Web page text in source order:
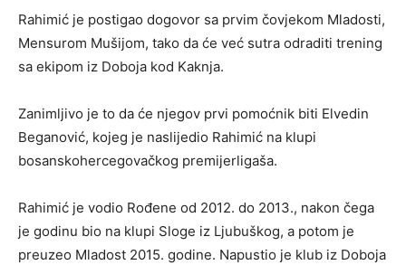
Rahimić je postigao dogovor sa prvim čovjekom Mladosti,
Mensurom Mušijom, tako da će već sutra odraditi trening
sa ekipom iz Doboja kod Kaknja.
Zanimljivo je to da će njegov prvi pomoćnik biti Elvedin
Beganović, kojeg je naslijedio Rahimić na klupi
bosanskohercegovačkog premijerligaša.
Rahimić je vodio Rođene od 2012. do 2013., nakon čega
je godinu bio na klupi Sloge iz Ljubuškog, a potom je
preuzeo Mladost 2015. godine. Napustio je klub iz Doboja